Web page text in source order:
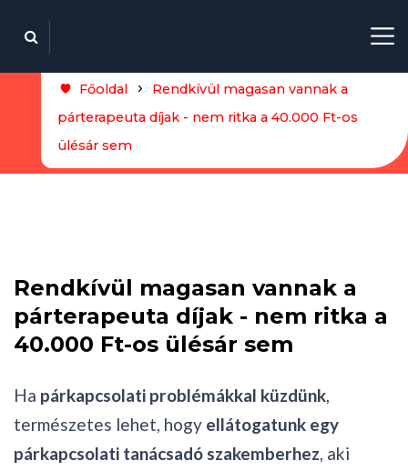
Főoldal
Rendkívül magasan vannak a
párterapeuta díjak - nem ritka a 40.000 Ft-os
ülésár sem
Rendkívül magasan vannak a
párterapeuta díjak - nem ritka a
40.000 Ft-os ülésár sem
Ha párkapcsolati problémákkal küzdünk,
természetes lehet, hogy ellátogatunk egy
párkapcsolati tanácsadó szakemberhez, aki